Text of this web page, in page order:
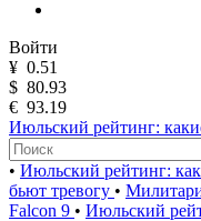
Войти
¥ 0.51
$ 80.93
€ 93.19
Июльский рейтинг:
• Июльский рейтинг:
бьют тревогу •
Falcon 9 • Июльский